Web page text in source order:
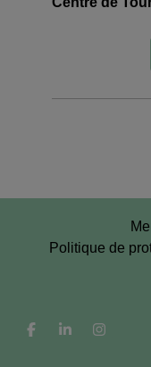
Politique de